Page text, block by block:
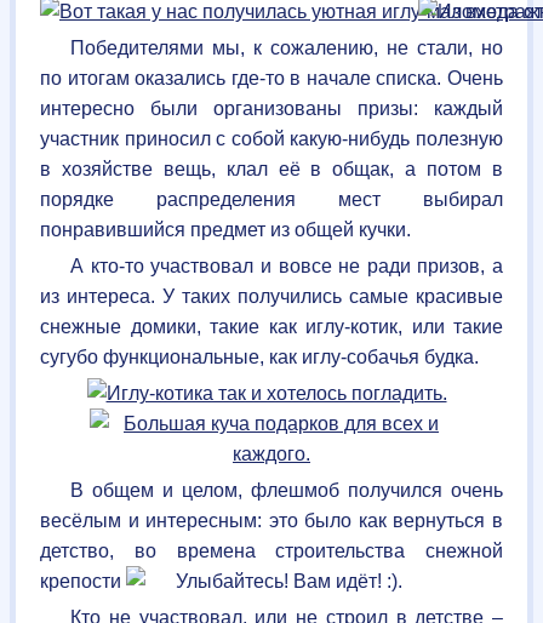
Победителями мы, к сожалению, не стали, но
по итогам оказались где-то в начале списка. Очень
интересно были организованы призы: каждый
участник приносил с собой какую-нибудь полезную
в хозяйстве вещь, клал её в общак, а потом в
порядке распределения мест выбирал
понравившийся предмет из общей кучки.
А кто-то участвовал и вовсе не ради призов, а
из интереса. У таких получились самые красивые
снежные домики, такие как иглу-котик, или такие
сугубо функциональные, как иглу-собачья будка.
В общем и целом, флешмоб получился очень
весёлым и интересным: это было как вернуться в
детство, во времена строительства снежной
крепости
.
Кто не участвовал, или не строил в детстве –